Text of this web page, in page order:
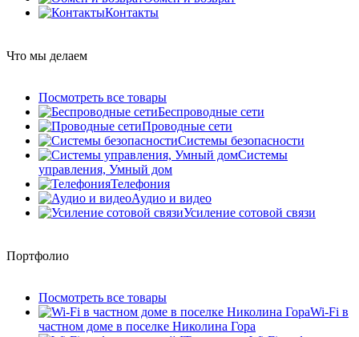
Контакты
Что мы делаем
Посмотреть все товары
Беспроводные сети
Проводные сети
Системы безопасности
Системы
управления, Умный дом
Телефония
Аудио и видео
Усиление сотовой связи
Портфолио
Посмотреть все товары
Wi-Fi в
частном доме в поселке Николина Гора